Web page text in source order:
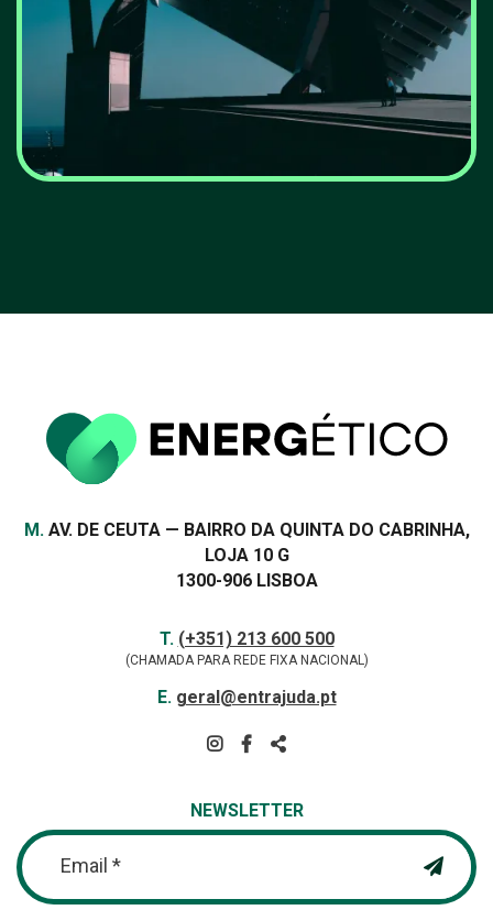
Morada
M.AV. DE CEUTA — BAIRRO DA QUINTA DO CABRINHA,
LOJA 10 G
1300-906 LISBOA
T. (+351) 213 600 500
(CHAMADA PARA REDE FIXA NACIONAL)
E. geral@entrajuda.pt
REDE
NEWSLETTER
Email *